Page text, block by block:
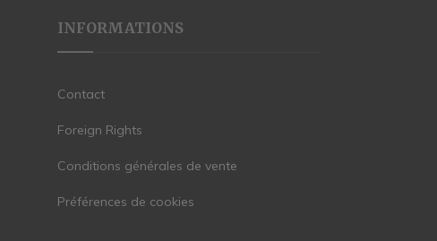
INFORMATIONS
Contact
Foreign Rights
Conditions générales de vente
Préférences de cookies